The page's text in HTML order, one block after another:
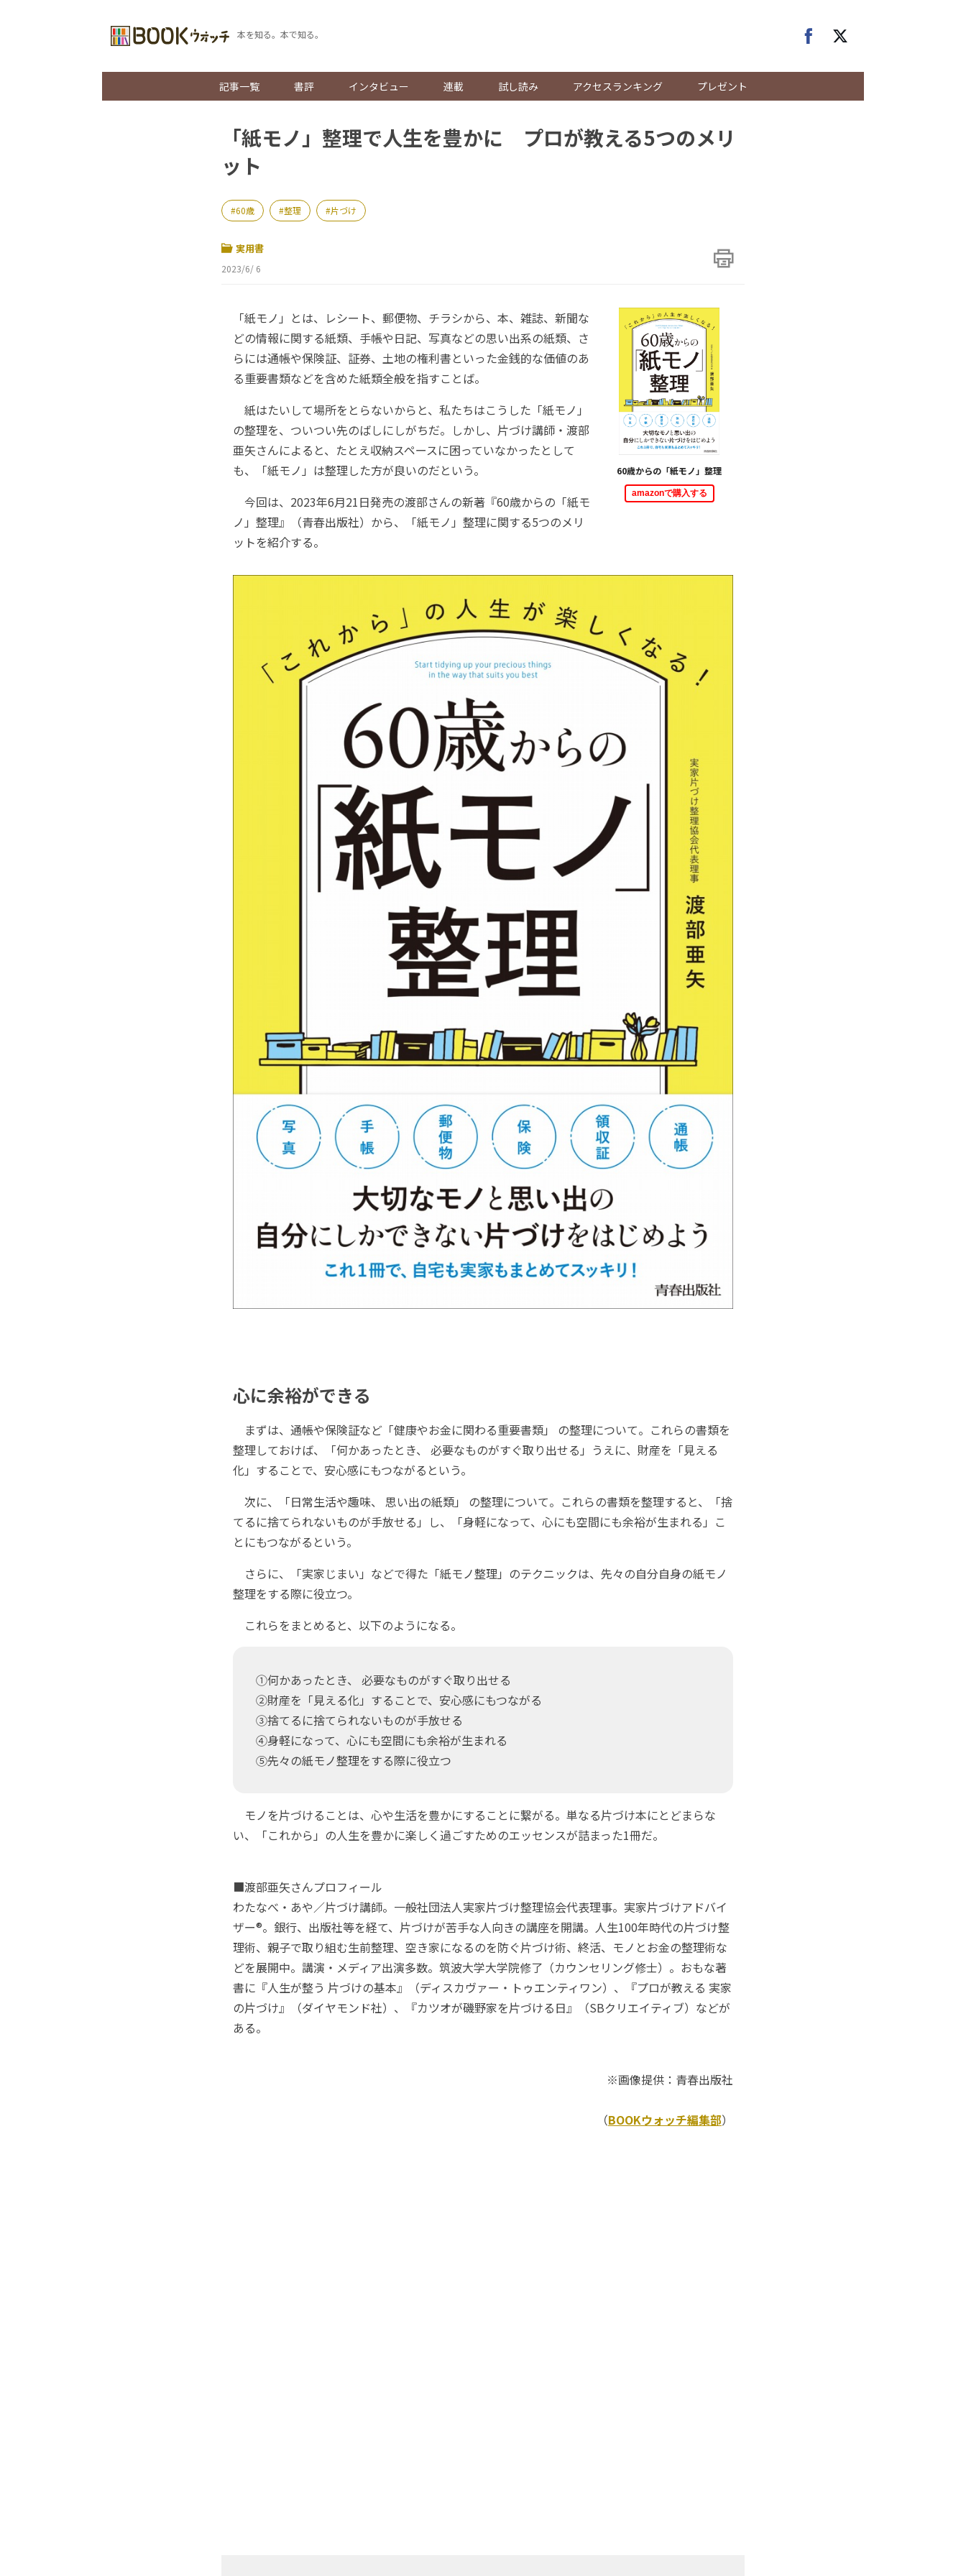
本を知る。本で知る。
記事一覧 書評 インタビュー 連載 試し読み アクセスランキング プレゼント
「紙モノ」整理で人生を豊かに プロが教える5つのメリ
ット
60歳 整理 片づけ
実用書
2023/6/ 6
60歳からの「紙モノ」整理
amazonで購入する
「紙モノ」とは、レシート、郵便物、チラシから、本、雑誌、新聞な
どの情報に関する紙類、手帳や日記、写真などの思い出系の紙類、さ
らには通帳や保険証、証券、土地の権利書といった金銭的な価値のあ
る重要書類などを含めた紙類全般を指すことば。
紙はたいして場所をとらないからと、私たちはこうした「紙モノ」
の整理を、ついつい先のばしにしがちだ。しかし、片づけ講師・渡部
亜矢さんによると、たとえ収納スペースに困っていなかったとして
も、「紙モノ」は整理した方が良いのだという。
今回は、2023年6月21日発売の渡部さんの新著『60歳からの「紙モ
ノ」整理』（青春出版社）から、「紙モノ」整理に関する5つのメリ
ットを紹介する。
心に余裕ができる
まずは、通帳や保険証など「健康やお金に関わる重要書類」 の整理について。これらの書類を
整理しておけば、「何かあったとき、 必要なものがすぐ取り出せる」うえに、財産を「見える
化」することで、安心感にもつながるという。
次に、「日常生活や趣味、 思い出の紙類」 の整理について。これらの書類を整理すると、「捨
てるに捨てられないものが手放せる」し、「身軽になって、心にも空間にも余裕が生まれる」こ
とにもつながるという。
さらに、「実家じまい」などで得た「紙モノ整理」のテクニックは、先々の自分自身の紙モノ
整理をする際に役立つ。
これらをまとめると、以下のようになる。
①何かあったとき、 必要なものがすぐ取り出せる
②財産を「見える化」することで、安心感にもつながる
③捨てるに捨てられないものが手放せる
④身軽になって、心にも空間にも余裕が生まれる
⑤先々の紙モノ整理をする際に役立つ
モノを片づけることは、心や生活を豊かにすることに繋がる。単なる片づけ本にとどまらな
い、「これから」の人生を豊かに楽しく過ごすためのエッセンスが詰まった1冊だ。
■渡部亜矢さんプロフィール
わたなべ・あや／片づけ講師。一般社団法人実家片づけ整理協会代表理事。実家片づけアドバイ
ザー®。銀行、出版社等を経て、片づけが苦手な人向きの講座を開講。人生100年時代の片づけ整
理術、親子で取り組む生前整理、空き家になるのを防ぐ片づけ術、終活、モノとお金の整理術な
どを展開中。講演・メディア出演多数。筑波大学大学院修了（カウンセリング修士）。おもな著
書に『人生が整う 片づけの基本』（ディスカヴァー・トゥエンティワン）、『プロが教える 実家
の片づけ』（ダイヤモンド社）、『カツオが磯野家を片づける日』（SBクリエイティブ）などが
ある。
※画像提供：青春出版社
（BOOKウォッチ編集部）